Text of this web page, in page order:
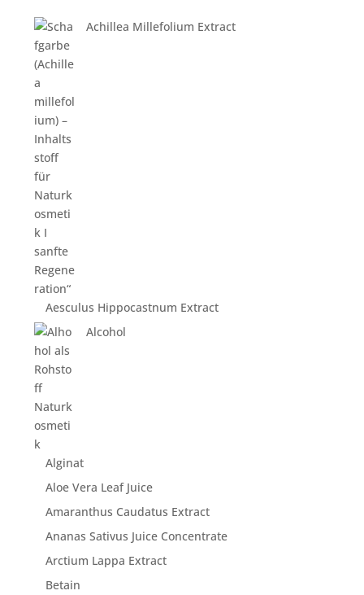
Achillea Millefolium Extract
Aesculus Hippocastnum Extract
Alcohol
Alginat
Aloe Vera Leaf Juice
Amaranthus Caudatus Extract
Ananas Sativus Juice Concentrate
Arctium Lappa Extract
Betain